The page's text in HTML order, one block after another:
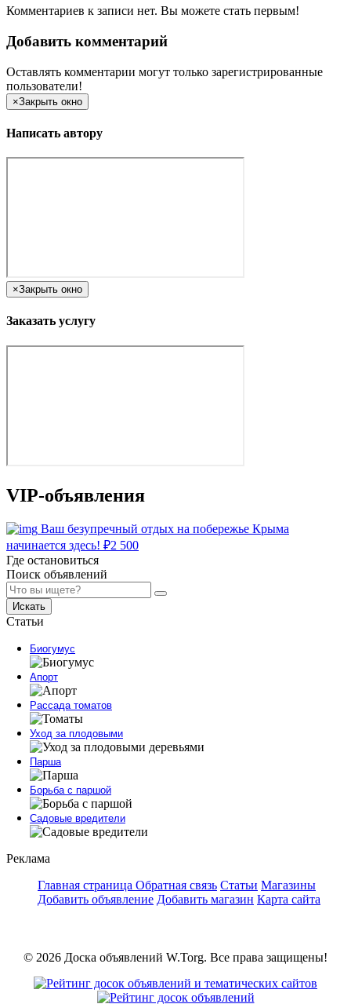
Комментариев к записи нет. Вы можете стать первым!
Добавить комментарий
Оставлять комментарии могут только зарегистрированные
пользователи!
×Закрыть окно
Написать автору
×Закрыть окно
Заказать услугу
VIP-объявления
Ваш безупречный отдых на побережье Крыма
начинается здесь! ₽2 500
Где остановиться
Поиск объявлений
Искать
Статьи
Биогумус
Апорт
Рассада томатов
Уход за плодовыми
Парша
Борьба с паршой
Садовые вредители
Реклама
Главная страница Обратная связь Статьи Магазины
Добавить объявление Добавить магазин Карта сайта
© 2026 Доска объявлений W.Torg. Все права защищены!